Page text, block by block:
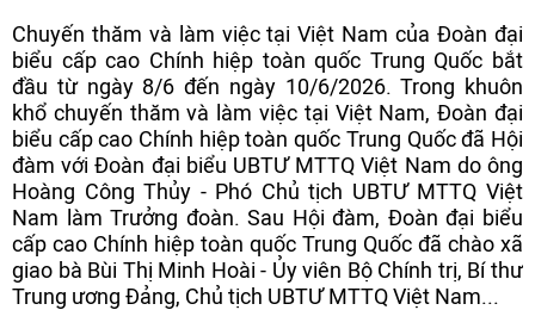
Chuyến thăm và làm việc tại Việt Nam của Đoàn đại
biểu cấp cao Chính hiệp toàn quốc Trung Quốc bắt
đầu từ ngày 8/6 đến ngày 10/6/2026. Trong khuôn
khổ chuyến thăm và làm việc tại Việt Nam, Đoàn đại
biểu cấp cao Chính hiệp toàn quốc Trung Quốc đã Hội
đàm với Đoàn đại biểu UBTƯ MTTQ Việt Nam do ông
Hoàng Công Thủy - Phó Chủ tịch UBTƯ MTTQ Việt
Nam làm Trưởng đoàn. Sau Hội đàm, Đoàn đại biểu
cấp cao Chính hiệp toàn quốc Trung Quốc đã chào xã
giao bà Bùi Thị Minh Hoài - Ủy viên Bộ Chính trị, Bí thư
Trung ương Đảng, Chủ tịch UBTƯ MTTQ Việt Nam...